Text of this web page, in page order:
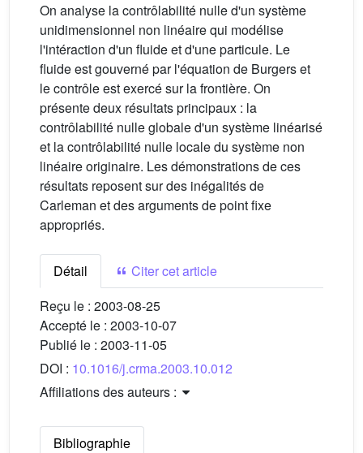
On analyse la contrôlabilité nulle d'un système
unidimensionnel non linéaire qui modélise
l'intéraction d'un fluide et d'une particule. Le
fluide est gouverné par l'équation de Burgers et
le contrôle est exercé sur la frontière. On
présente deux résultats principaux : la
contrôlabilité nulle globale d'un système linéarisé
et la contrôlabilité nulle locale du système non
linéaire originaire. Les démonstrations de ces
résultats reposent sur des inégalités de
Carleman et des arguments de point fixe
appropriés.
Détail
Citer cet article
Reçu le : 2003-08-25
Accepté le : 2003-10-07
Publié le : 2003-11-05
DOI : 10.1016/j.crma.2003.10.012
Affiliations des auteurs :
Bibliographie